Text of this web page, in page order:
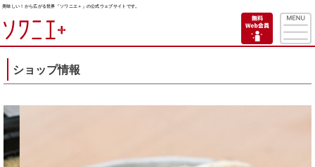
美味しい！から広がる世界「ソワニエ＋」の公式ウェブサイトです。
ショップ情報